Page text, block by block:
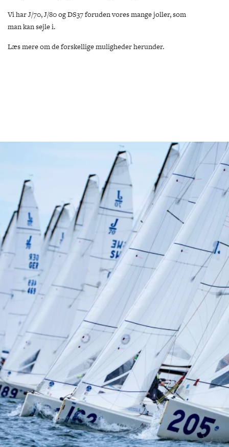
Vi har J/70, J/80 og DS37 foruden vores mange joller, som
man kan sejle i.
Læs mere om de forskellige muligheder herunder.